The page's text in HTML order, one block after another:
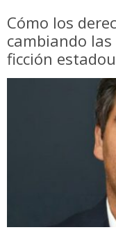
Cómo los
cambiando
ficción